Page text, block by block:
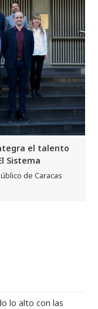
el talento
Sistema
de Caracas
lo alto con las